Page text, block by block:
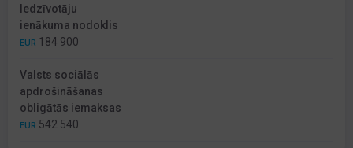
Iedzīvotāju
ienākuma nodoklis
EUR 184 900
Valsts sociālās
apdrošināšanas
obligātās iemaksas
EUR 542 540